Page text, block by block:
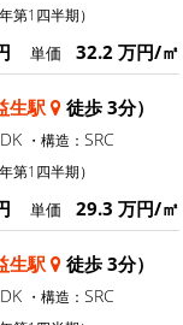
第1四半期）
単価 32.2 万円/㎡
生駅 徒歩 3分）
・構造： SRC
第1四半期）
単価 29.3 万円/㎡
生駅 徒歩 3分）
・構造： SRC